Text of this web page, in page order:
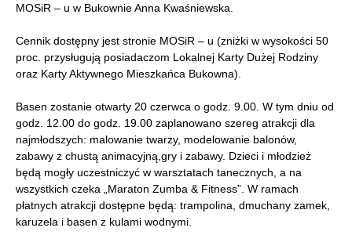
MOSiR – u w Bukownie Anna Kwaśniewska.
Cennik dostępny jest stronie MOSiR – u (zniżki w wysokości 50
proc. przysługują posiadaczom Lokalnej Karty Dużej Rodziny
oraz Karty Aktywnego Mieszkańca Bukowna).
Basen zostanie otwarty 20 czerwca o godz. 9.00. W tym dniu od
godz. 12.00 do godz. 19.00 zaplanowano szereg atrakcji dla
najmłodszych: malowanie twarzy, modelowanie balonów,
zabawy z chustą animacyjną,gry i zabawy. Dzieci i młodzież
będą mogły uczestniczyć w warsztatach tanecznych, a na
wszystkich czeka „Maraton Zumba & Fitness”. W ramach
płatnych atrakcji dostępne będą: trampolina, dmuchany zamek,
karuzela i basen z kulami wodnymi.